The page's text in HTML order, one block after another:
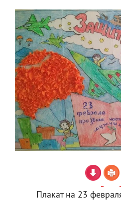
Плакат на 23